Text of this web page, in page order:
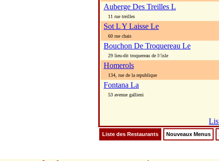
Auberge Des Treilles L
11 rue treilles
Sot L Y Laisse Le
60 rue chais
Bouchon De Troquereau Le
29 lieu-dit troquereau de l\'isle
Homerols
134, rue de la republique
Fontana La
53 avenue gallieni
Liste des Restaurants Nouveaux Menus